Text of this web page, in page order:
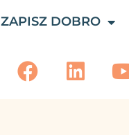
ZAPISZ DOBRO